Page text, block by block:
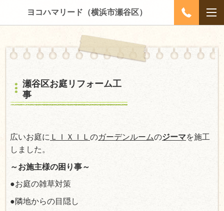
ヨコハマリード（横浜市瀬谷区）
瀬谷区お庭リフォーム工
事
広いお庭に ＬＩＸＩＬ のガーデンルームのジーマを施工
しました。
～お施主様の困り事～
●お庭の雑草対策
●隣地からの目隠し